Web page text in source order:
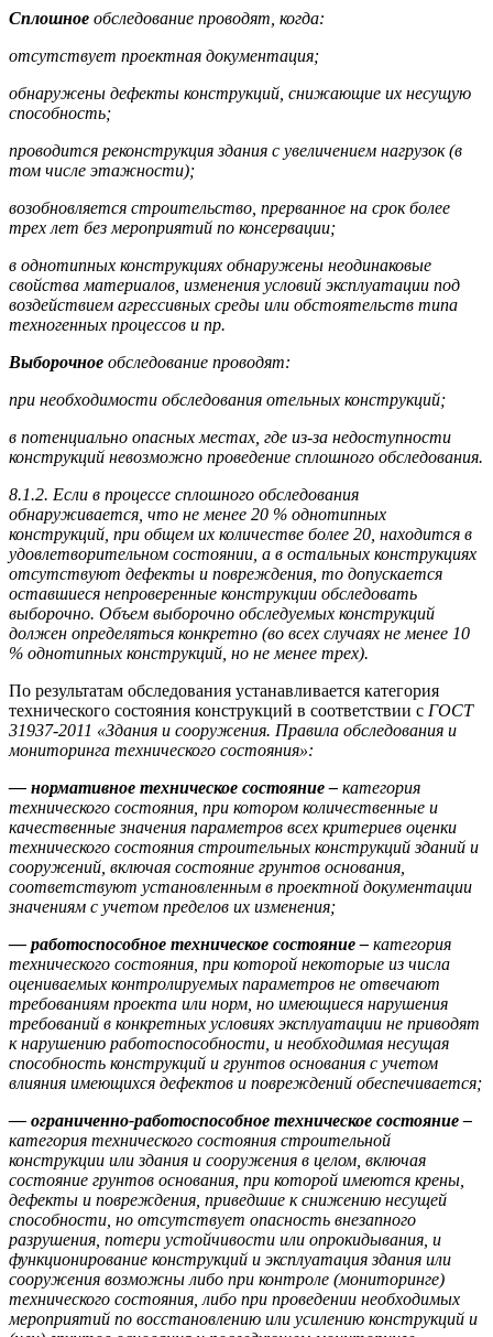
Сплошное обследование проводят, когда:
отсутствует проектная документация;
обнаружены дефекты конструкций, снижающие их несущую
способность;
проводится реконструкция здания с увеличением нагрузок (в
том числе этажности);
возобновляется строительство, прерванное на срок более
трех лет без мероприятий по консервации;
в однотипных конструкциях обнаружены неодинаковые
свойства материалов, изменения условий эксплуатации под
воздействием агрессивных среды или обстоятельств типа
техногенных процессов и пр.
Выборочное обследование проводят:
при необходимости обследования отельных конструкций;
в потенциально опасных местах, где из-за недоступности
конструкций невозможно проведение сплошного обследования.
8.1.2. Если в процессе сплошного обследования
обнаруживается, что не менее 20 % однотипных
конструкций, при общем их количестве более 20, находится в
удовлетворительном состоянии, а в остальных конструкциях
отсутствуют дефекты и повреждения, то допускается
оставшиеся непроверенные конструкции обследовать
выборочно. Объем выборочно обследуемых конструкций
должен определяться конкретно (во всех случаях не менее 10
% однотипных конструкций, но не менее трех).
По результатам обследования устанавливается категория
технического состояния конструкций в соответствии с ГОСТ
31937-2011 «Здания и сооружения. Правила обследования и
мониторинга технического состояния»:
— нормативное техническое состояние – категория
технического состояния, при котором количественные и
качественные значения параметров всех критериев оценки
технического состояния строительных конструкций зданий и
сооружений, включая состояние грунтов основания,
соответствуют установленным в проектной документации
значениям с учетом пределов их изменения;
— работоспособное техническое состояние – категория
технического состояния, при которой некоторые из числа
оцениваемых контролируемых параметров не отвечают
требованиям проекта или норм, но имеющиеся нарушения
требований в конкретных условиях эксплуатации не приводят
к нарушению работоспособности, и необходимая несущая
способность конструкций и грунтов основания с учетом
влияния имеющихся дефектов и повреждений обеспечивается;
— ограниченно-работоспособное техническое состояние –
категория технического состояния строительной
конструкции или здания и сооружения в целом, включая
состояние грунтов основания, при которой имеются крены,
дефекты и повреждения, приведшие к снижению несущей
способности, но отсутствует опасность внезапного
разрушения, потери устойчивости или опрокидывания, и
функционирование конструкций и эксплуатация здания или
сооружения возможны либо при контроле (мониторинге)
технического состояния, либо при проведении необходимых
мероприятий по восстановлению или усилению конструкций и